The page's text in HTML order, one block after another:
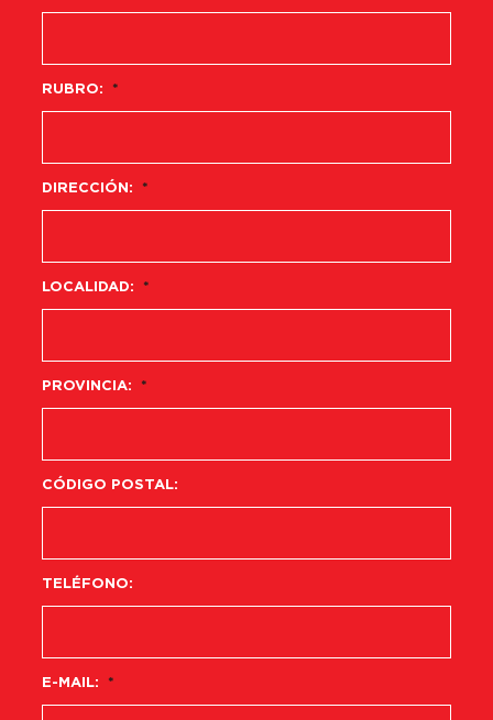
RUBRO: *
DIRECCIÓN: *
LOCALIDAD: *
PROVINCIA: *
CÓDIGO POSTAL:
TELÉFONO:
E-MAIL: *